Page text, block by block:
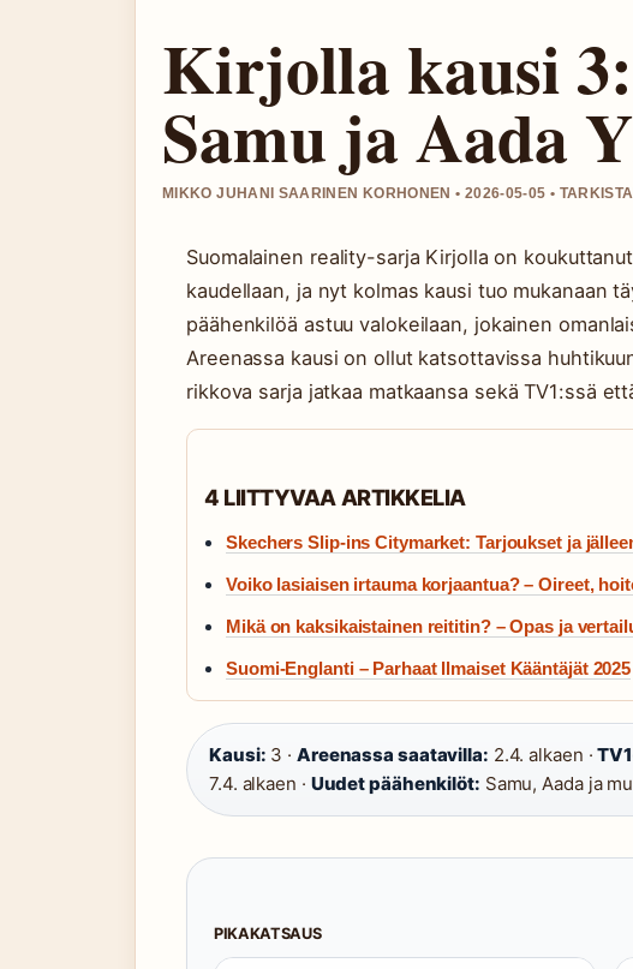
Kirjolla kausi
Samu ja Aada
MIKKO JUHANI SAARINEN KORHONEN • 2026-05-05 •
Suomalainen reality-sarja Kirjolla on
kaudellaan, ja nyt kolmas kausi tuo mukanaan
päähenkilöä astuu valokeilaan, jokainen
Areenassa kausi on ollut katsottavissa
rikkova sarja jatkaa matkaansa sekä TV1:ssä
4 LIITTYVAA ARTIKKELIA
Skechers Slip-ins Citymarket: Tarjoukset ja
Voiko lasiaisen irtauma korjaantua? – Oireet,
Mikä on kaksikaistainen reititin? – Opas ja
Suomi-Englanti – Parhaat Ilmaiset Kääntäjät 2025
Kausi: 3 · Areenassa saatavilla: 2.4. alkaen ·
7.4. alkaen · Uudet päähenkilöt: Samu, Aada ja
PIKAKATSAUS